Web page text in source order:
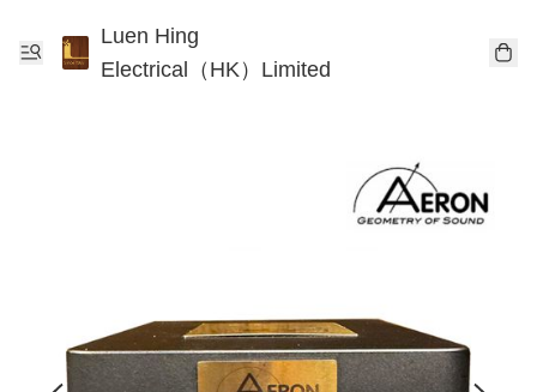
Luen Hing
Electrical（HK）Limited